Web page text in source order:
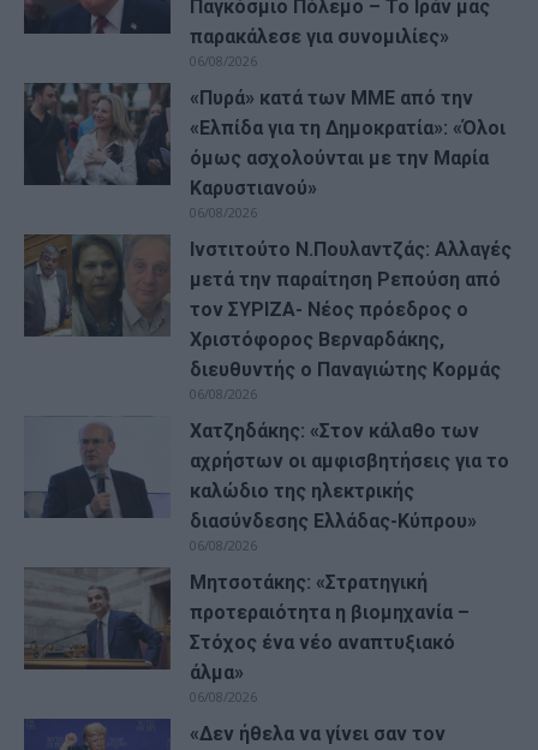
Παγκόσμιο Πόλεμο – Το Ιράν μας
παρακάλεσε για συνομιλίες»
06/08/2026
«Πυρά» κατά των ΜΜΕ από την
«Ελπίδα για τη Δημοκρατία»: «Όλοι
όμως ασχολούνται με την Μαρία
Καρυστιανού»
06/08/2026
Ινστιτούτο Ν.Πουλαντζάς: Αλλαγές
μετά την παραίτηση Ρεπούση από
τον ΣΥΡΙΖΑ- Νέος πρόεδρος ο
Χριστόφορος Βερναρδάκης,
διευθυντής ο Παναγιώτης Κορμάς
06/08/2026
Χατζηδάκης: «Στον κάλαθο των
αχρήστων οι αμφισβητήσεις για το
καλώδιο της ηλεκτρικής
διασύνδεσης Ελλάδας-Κύπρου»
06/08/2026
Μητσοτάκης: «Στρατηγική
προτεραιότητα η βιομηχανία –
Στόχος ένα νέο αναπτυξιακό
άλμα»
06/08/2026
«Δεν ήθελα να γίνει σαν τον